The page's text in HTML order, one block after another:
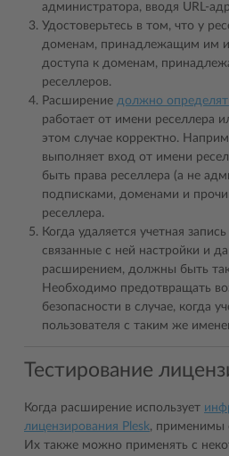
администратора, вводя URL-
Удостоверьтесь в том, что у
доменам, принадлежащим им и
доступа к доменам,
реселлеров.
Расширение должно
работает от имени реселлера
этом случае корректно.
выполняет вход от имени
быть права реселлера (а не
подписками, доменами и
реселлера.
Когда удаляется учетная
связанные с ней настройки и
расширением, должны быть
Необходимо предотвращать
безопасности в случае, когда
пользователя с таким же
Тестирование
Когда расширение использует
лицензирования Plesk, применимы
Их также можно применять с